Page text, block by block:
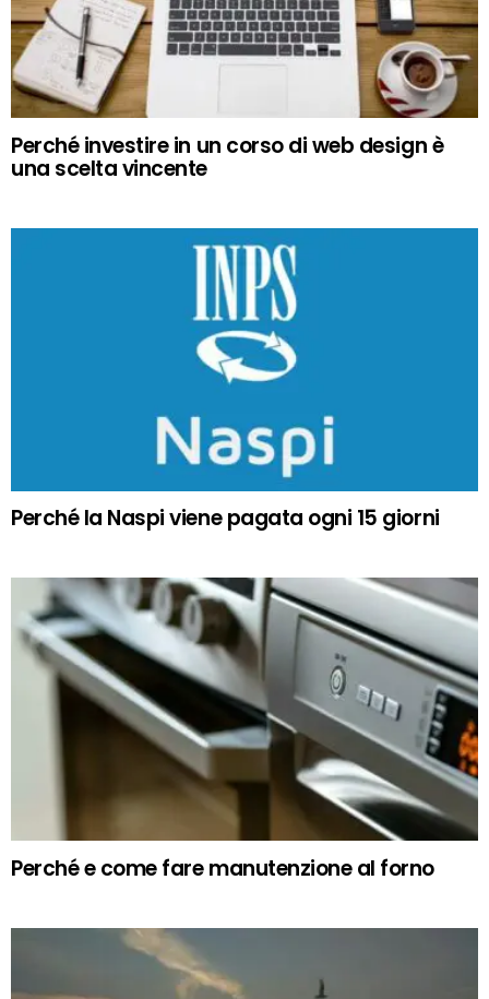
Perché investire in un corso di web design è
una scelta vincente
Perché la Naspi viene pagata ogni 15 giorni
Perché e come fare manutenzione al forno